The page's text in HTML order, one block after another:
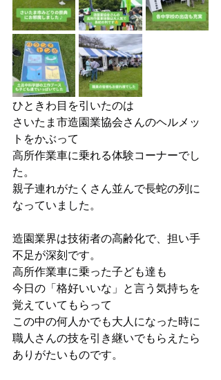
ひときわ目を引いたのは
さいたま市造園業協会さんのヘルメッ
トをかぶって
高所作業車に乗れる体験コーナーでし
た。
親子連れがたくさん並んで長蛇の列に
なっていました。
造園業界は技術者の高齢化で、担い手
不足が深刻です。
高所作業車に乗った子ども達も
今日の「格好いいな」と言う気持ちを
覚えていてもらって
この中の何人かでも大人になった時に
職人さんの技を引き継いでもらえたら
ありがたいものです。